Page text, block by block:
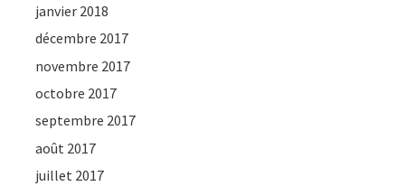
janvier 2018
décembre 2017
novembre 2017
octobre 2017
septembre 2017
août 2017
juillet 2017